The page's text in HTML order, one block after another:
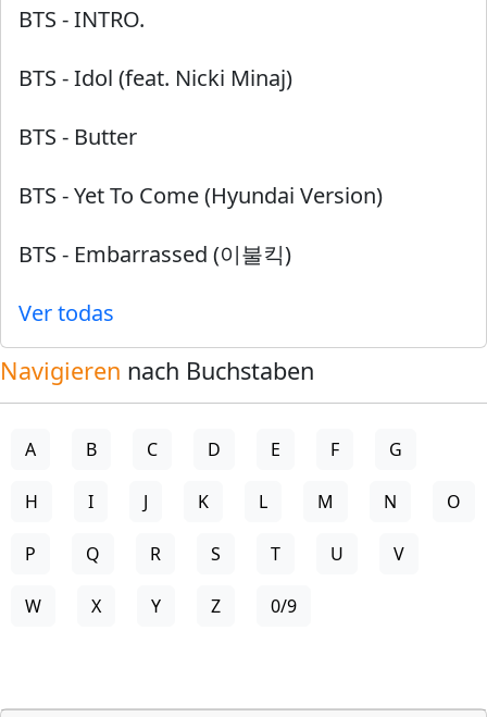
BTS -INTRO.
BTS -Idol (feat. Nicki Minaj)
BTS - Butter
BTS -Yet To Come (Hyundai Version)
BTS - Embarrassed (이불킥)
Ver todas
Navigieren nach Buchstaben
A B C D E F G
H I J K L M N O
P Q R S T U V
W X Y Z 0/9